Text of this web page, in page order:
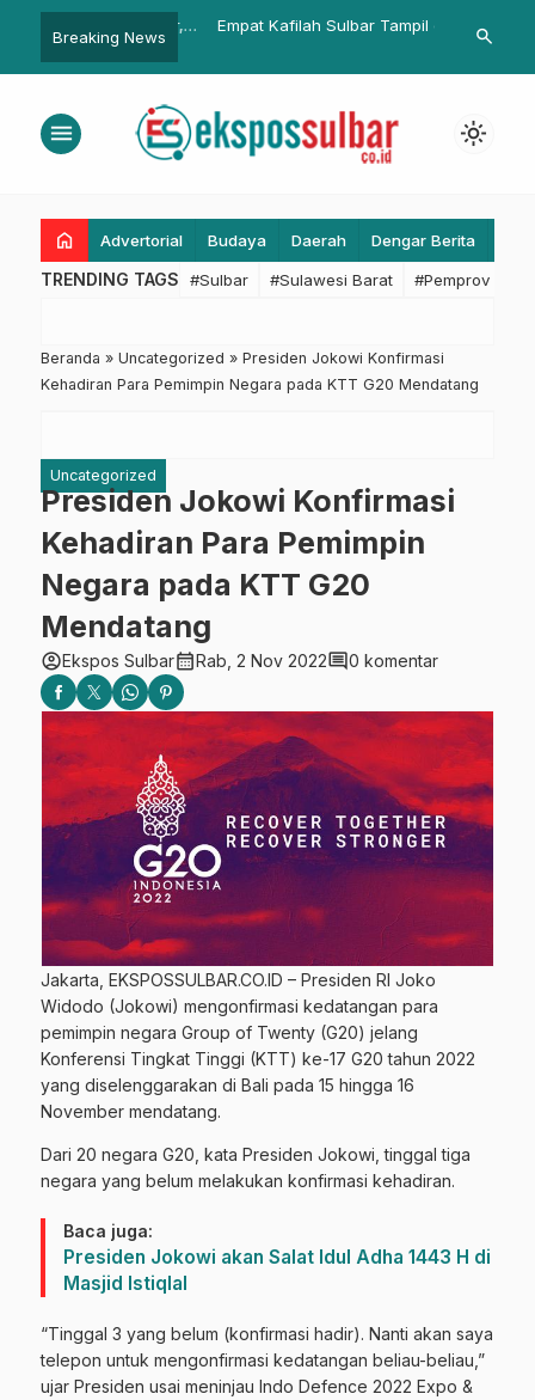
Breaking News
Legislatif dan
Penting demi
Empat Kafilah Sulbar Tampil di
BPBD
Posko
search
menu light_mode
home Advertorial Budaya Daerah Dengar Berita
TRENDING TAGS #Sulbar #Sulawesi Barat #Pemprov
Beranda » Uncategorized » Presiden Jokowi Konfirmasi
Kehadiran Para Pemimpin Negara pada KTT G20 Mendatang
Uncategorized
Presiden Jokowi Konfirmasi
Kehadiran Para Pemimpin
Negara pada KTT G20
Mendatang
account_circleEkspos Sulbarcalendar_monthRab, 2 Nov 2022comment0 komentar
Jakarta, EKSPOSSULBAR.CO.ID – Presiden RI Joko
Widodo (Jokowi) mengonfirmasi kedatangan para
pemimpin negara Group of Twenty (G20) jelang
Konferensi Tingkat Tinggi (KTT) ke-17 G20 tahun 2022
yang diselenggarakan di Bali pada 15 hingga 16
November mendatang.
Dari 20 negara G20, kata Presiden Jokowi, tinggal tiga
negara yang belum melakukan konfirmasi kehadiran.
Baca juga:
Presiden Jokowi akan Salat Idul Adha 1443 H di
Masjid Istiqlal
“Tinggal 3 yang belum (konfirmasi hadir). Nanti akan saya
telepon untuk mengonfirmasi kedatangan beliau-beliau,”
ujar Presiden usai meninjau Indo Defence 2022 Expo &